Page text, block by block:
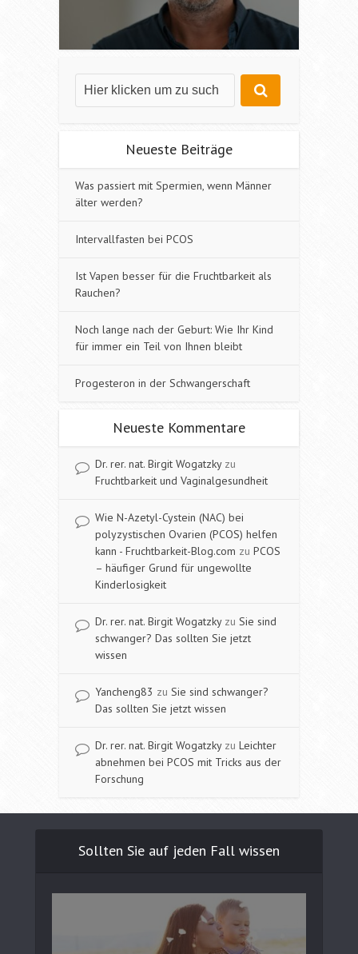
Neueste Beiträge
Was passiert mit Spermien, wenn Männer
älter werden?
Intervallfasten bei PCOS
Ist Vapen besser für die Fruchtbarkeit als
Rauchen?
Noch lange nach der Geburt: Wie Ihr Kind
für immer ein Teil von Ihnen bleibt
Progesteron in der Schwangerschaft
Neueste Kommentare
Dr. rer. nat. Birgit Wogatzkyzu
Fruchtbarkeit und Vaginalgesundheit
Wie N-Azetyl-Cystein (NAC) bei
polyzystischen Ovarien (PCOS) helfen
kann - Fruchtbarkeit-Blog.com zu PCOS
– häufiger Grund für ungewollte
Kinderlosigkeit
Dr. rer. nat. Birgit Wogatzkyzu Sie sind
schwanger? Das sollten Sie jetzt
wissen
Yancheng83 zu Sie sind schwanger?
Das sollten Sie jetzt wissen
Dr. rer. nat. Birgit Wogatzkyzu Leichter
abnehmen bei PCOS mit Tricks aus der
Forschung
Sollten Sie auf jeden Fall wissen